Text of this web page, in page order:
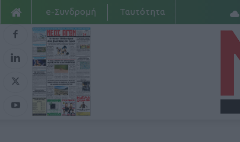
e-Συνδρομή Ταυτότητα